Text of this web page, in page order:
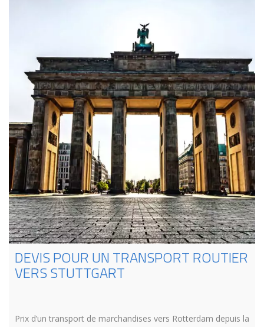
DEVIS POUR UN TRANSPORT ROUTIER
VERS STUTTGART
Prix d’un transport de marchandises vers Rotterdam depuis la